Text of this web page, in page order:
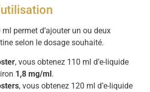
permet d’ajouter un ou deux
selon le dosage souhaité.
, vous obtenez 110 ml d’e-liquide
1,8 mg/ml.
, vous obtenez 120 ml d’e-liquide